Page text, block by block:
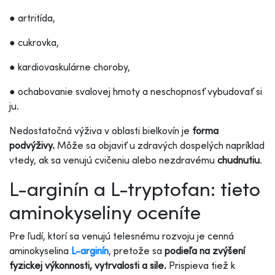
● artritída,
● cukrovka,
● kardiovaskulárne choroby,
● ochabovanie svalovej hmoty a neschopnosť vybudovať si
ju.
Nedostatočná výživa v oblasti bielkovín je forma
podvýživy. Môže sa objaviť u zdravých dospelých napríklad
vtedy, ak sa venujú cvičeniu alebo nezdravému chudnutiu.
L-arginín a L-tryptofan: tieto
aminokyseliny oceníte
Pre ľudí, ktorí sa venujú telesnému rozvoju je cenná
aminokyselina L-arginín, pretože sa podieľa na zvýšení
fyzickej výkonnosti, vytrvalosti a sile. Prispieva tiež k